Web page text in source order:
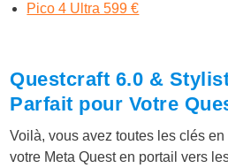
Pico 4 Ultra 599 €
Questcraft 6.0 &
Parfait pour Votre
Voilà, vous avez toutes les clés
votre Meta Quest en portail vers